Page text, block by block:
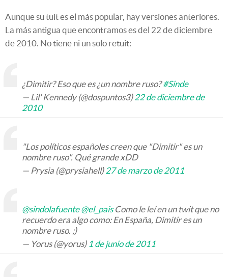
Aunque su tuit es el más popular, hay versiones anteriores.
La más antigua que encontramos es del 22 de diciembre
de 2010. No tiene ni un solo retuit:
¿Dimitir? Eso que es ¿un nombre ruso?#Sinde
— Lil' Kennedy (@dospuntos3)22 de diciembre de
2010
"Los políticos españoles creen que "Dimitir" es un
nombre ruso". Qué grande xDD
— Prysia (@prysiahell)27 de marzo de 2011
@sindolafuente @el_paisComo le leí en un twit que no
recuerdo era algo como: En España, Dimitir es un
nombre ruso. ;)
— Yorus (@yorus) 1 de junio de 2011